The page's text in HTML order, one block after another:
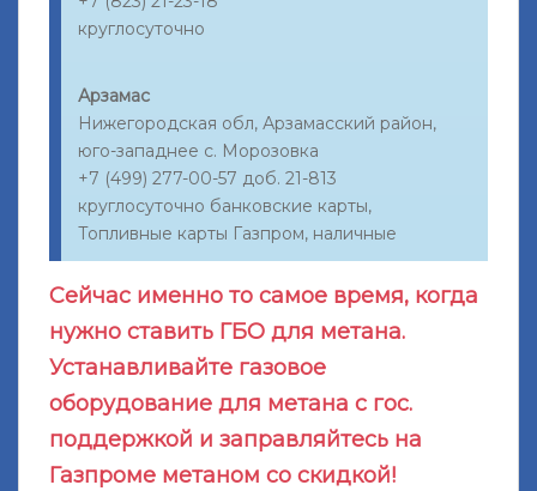
круглосуточно
Арзамас
Нижегородская обл, Арзамасский район,
юго-западнее с. Морозовка
+7 (499) 277-00-57 доб. 21-813
круглосуточно банковские карты,
Топливные карты Газпром, наличные
Сейчас именно то самое время, когда
нужно ставить ГБО для метана.
Устанавливайте газовое
оборудование для метана с гос.
поддержкой и заправляйтесь на
Газпроме метаном со скидкой!